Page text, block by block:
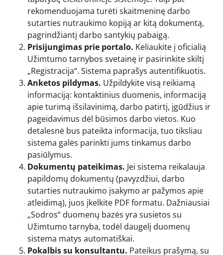
rekomenduojama turėti skaitmeninę darbo
sutarties nutraukimo kopiją ar kitą dokumentą,
pagrindžiantį darbo santykių pabaigą.
Prisijungimas prie portalo. Keliaukite į oficialią
Užimtumo tarnybos svetainę ir pasirinkite skiltį
„Registracija“. Sistema paprašys autentifikuotis.
Anketos pildymas. Užpildykite visą reikiamą
informaciją: kontaktinius duomenis, informaciją
apie turimą išsilavinimą, darbo patirtį, įgūdžius ir
pageidavimus dėl būsimos darbo vietos. Kuo
detalesnė bus pateikta informacija, tuo tiksliau
sistema galės parinkti jums tinkamus darbo
pasiūlymus.
Dokumentų pateikimas. Jei sistema reikalauja
papildomų dokumentų (pavyzdžiui, darbo
sutarties nutraukimo įsakymo ar pažymos apie
atleidimą), juos įkelkite PDF formatu. Dažniausiai
„Sodros“ duomenų bazės yra susietos su
Užimtumo tarnyba, todėl daugelį duomenų
sistema matys automatiškai.
Pokalbis su konsultantu. Pateikus prašymą, su